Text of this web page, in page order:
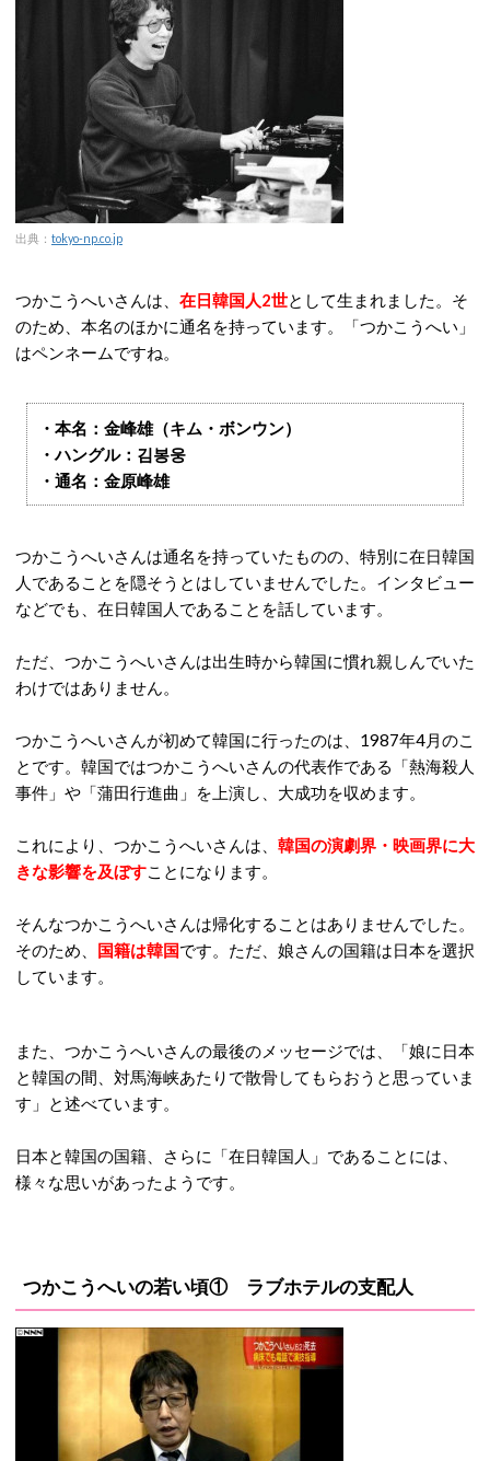
出典： tokyo-np.co.jp
つかこうへいさんは、 在日韓国人2世として生まれました。そ
のため、本名のほかに通名を持っています。「つかこうへい」
はペンネームですね。
・本名：金峰雄（キム・ボンウン）
・ハングル：김봉웅
・通名：金原峰雄
つかこうへいさんは通名を持っていたものの、特別に在日韓国
人であることを隠そうとはしていませんでした。インタビュー
などでも、在日韓国人であることを話しています。
ただ、つかこうへいさんは出生時から韓国に慣れ親しんでいた
わけではありません。
つかこうへいさんが初めて韓国に行ったのは、1987年4月のこ
とです。韓国ではつかこうへいさんの代表作である「熱海殺人
事件」や「蒲田行進曲」を上演し、大成功を収めます。
これにより、つかこうへいさんは、 韓国の演劇界・映画界に大
きな影響を及ぼすことになります。
そんなつかこうへいさんは帰化することはありませんでした。
そのため、 国籍は韓国です。ただ、娘さんの国籍は日本を選択
しています。
また、つかこうへいさんの最後のメッセージでは、「娘に日本
と韓国の間、対馬海峡あたりで散骨してもらおうと思っていま
す」と述べています。
日本と韓国の国籍、さらに「在日韓国人」であることには、
様々な思いがあったようです。
つかこうへいの若い頃① ラブホテルの支配人